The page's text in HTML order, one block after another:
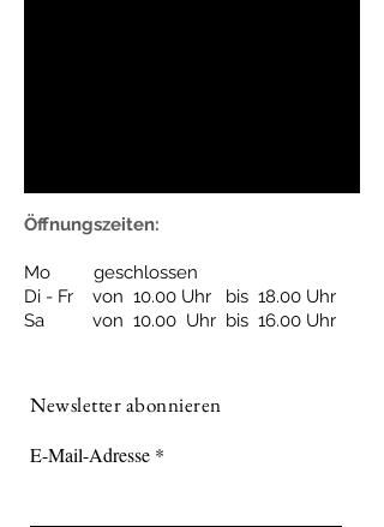
Öffnungszeiten:
Mo geschlossen
Di - Fr von 10.00 Uhr bis 18.00 Uhr
Sa von 10.00 Uhr bis 16.00 Uhr
Newsletter abonnieren
E-Mail-Adresse